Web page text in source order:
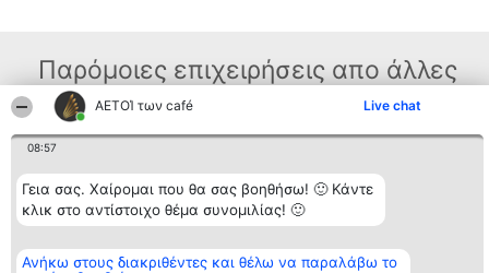
ΑΕΤΟΊ των café Live chat
08:57
Γεια σας. Χαίρομαι που θα σας βοηθήσω! 🙂 Κάντε
κλικ στο αντίστοιχο θέμα συνομιλίας! 🙂
Ανήκω στους διακριθέντες και θέλω να παραλάβω το
Παρόμοιες επιχειρήσεις απο άλλες
περιοχές
Διοργανωτής της
κατάταξης
BEAUTIFUL COMPANY
Μονοπρόσωπη ΙΚΕ
2104128019
Κατάταξη
Διακριθέντες
Λίστα όλων
των
Μεθοδολογία
Επικοινωνία
Επικοινωνία